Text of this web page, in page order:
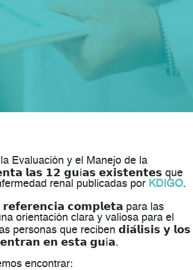
y el Manejo de la
𝗹𝗮𝘀 𝟭𝟮 𝗴𝘂í𝗮𝘀 𝗲𝘅𝗶𝘀𝘁𝗲𝗻𝘁𝗲𝘀 que
renal publicadas porKDIGO.
𝗰𝗼𝗺𝗽𝗹𝗲𝘁𝗮 para las
orientación clara y valiosa para el
personas que reciben 𝗱𝗶𝗮́𝗹𝗶𝘀𝗶𝘀 𝘆 𝗹𝗼𝘀
𝗲𝗻 𝗲𝘀𝘁𝗮 𝗴𝘂í𝗮.
encontrar: